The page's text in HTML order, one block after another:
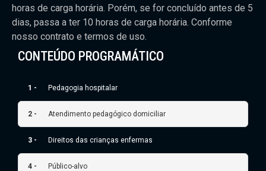
horas de carga horária. Porém, se for concluído antes de 5
dias, passa a ter 10 horas de carga horária. Conforme
nosso contrato e termos de uso.
CONTEÚDO PROGRAMÁTICO
1 - Pedagogia hospitalar
2 - Atendimento pedagógico domiciliar
3 - Direitos das crianças enfermas
4 - Público-alvo